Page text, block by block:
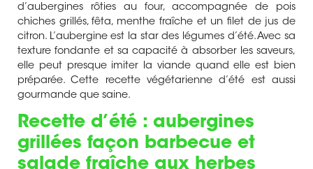
d’aubergines rôties au four, accompagnée de pois
chiches grillés, fêta, menthe fraîche et un filet de jus de
citron. L’aubergine est la star des légumes d’été. Avec sa
texture fondante et sa capacité à absorber les saveurs,
elle peut presque imiter la viande quand elle est bien
préparée. Cette recette végétarienne d’été est aussi
gourmande que saine.
Recette d’été : aubergines
grillées façon barbecue et
salade fraîche aux herbes